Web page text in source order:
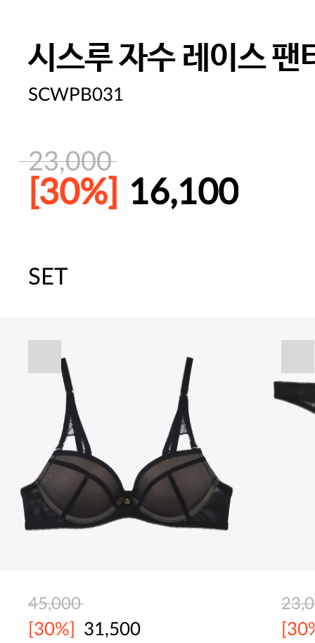
시스루 자수 레이스 팬
SCWPB031
23,000
[30%] 16,100
주말특가 20%(8.7~8.9)/5만원 이
[썸머블프] 2만원 할인 쿠폰(8.1~31)
SET
45,000
[30%] 31,500